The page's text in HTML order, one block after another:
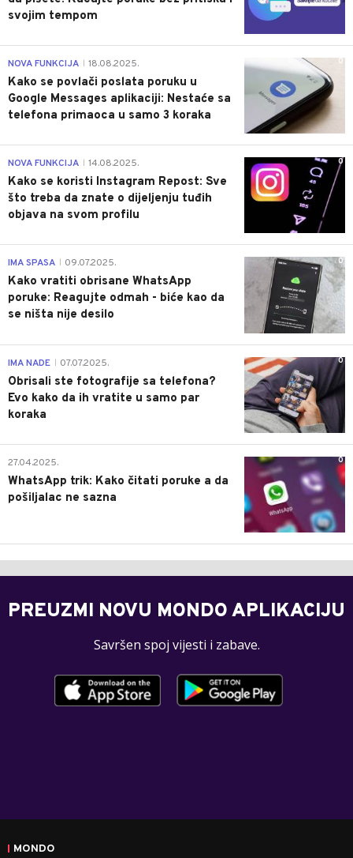
svojim tempom
0
NOVA FUNKCIJA 18.08.2025.
Kako se povlači poslata poruku u
Google Messages aplikaciji: Nestaće sa
telefona primaoca u samo 3 koraka
0
NOVA FUNKCIJA 14.08.2025.
Kako se koristi Instagram Repost: Sve
što treba da znate o dijeljenju tuđih
objava na svom profilu
0
IMA SPASA 09.07.2025.
Kako vratiti obrisane WhatsApp
poruke: Reagujte odmah - biće kao da
se ništa nije desilo
0
IMA NADE 07.07.2025.
Obrisali ste fotografije sa telefona?
Evo kako da ih vratite u samo par
koraka
0
27.04.2025.
WhatsApp trik: Kako čitati poruke a da
pošiljalac ne sazna
PREUZMI NOVU MONDO APLIKACIJU
Savršen spoj vijesti i zabave.
MONDO